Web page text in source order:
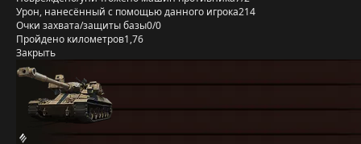
Урон, нанесённый с помощью данного игрока214
Очки захвата/защиты базы0/0
Пройдено километров1,76
Закрыть